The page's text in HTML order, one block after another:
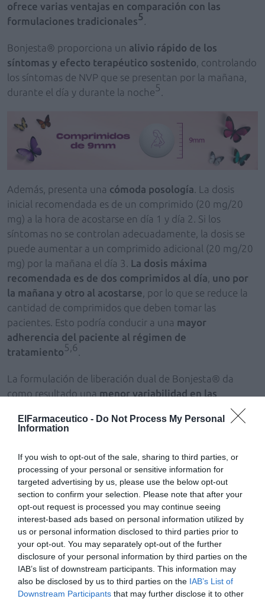
ElFarmaceutico - Do Not Process My Personal
Information
If you wish to opt-out of the sale, sharing to third parties, or
processing of your personal or sensitive information for
targeted advertising by us, please use the below opt-out
section to confirm your selection. Please note that after your
opt-out request is processed you may continue seeing
interest-based ads based on personal information utilized by
us or personal information disclosed to third parties prior to
your opt-out. You may separately opt-out of the further
disclosure of your personal information by third parties on the
IAB’s list of downstream participants. This information may
also be disclosed by us to third parties on the IAB’s List of
Downstream Participants that may further disclose it to other
ofrece varias ventajas en comparación con las
formulaciones tradicionales5.
Bonjesta® proporciona un alivio rápido de los
síntomas y efecto terapéutico sostenido , controlando
los síntomas de NVP que se presentan por la mañana,
durante el día y durante la noche5
Además, presenta una cómoda posología . La dosis
inicial recomendada es de un comprimido (20 mg/20
mg) a la hora de acostarse en día 1 y día 2. Si los
síntomas no se controlan adecuadamente, la dosis se
puede aumentar a un comprimido adicional (20 mg/20
mg) por la mañana el día 3. La dosis máxima
recomendada es de dos comprimidos al día uno por
la mañana y otro al acostarse , por lo que se reduce la
cantidad de comprimidos que deben tomar las
pacientes. Esto podría conducir a una mayor
adherencia del paciente al régimen de
tratamiento5,6
La formulación de liberación dual de Bonjesta® da
como resultado una menor variabilidad en las
contribuye a unarespuesta terapéutica más
Con tan solo dos comprimidos al día se
alcanza la dosis máxima diaria recomendada
de doxilamina y piridoxina (40 mg/40
mg)5,6
Bibliografía
Gramage CórdobaL,de la Calle M. Bonjesta: nuevo
tratamiento de las náuseas y vómitos del embarazo